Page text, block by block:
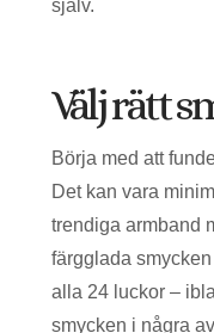
själv.
Välj rätt
Börja med att
Det kan vara
trendiga armband
färgglada
alla 24 luckor –
smycken i några